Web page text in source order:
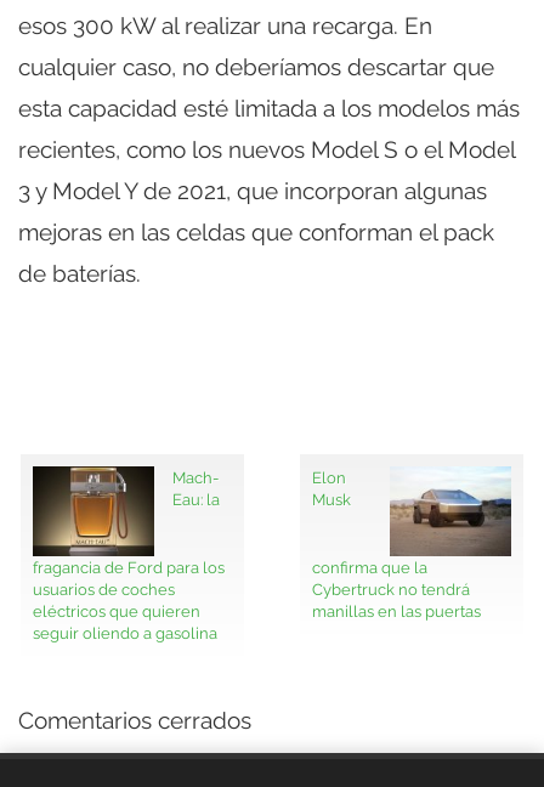
esos 300 kW al realizar una recarga. En
cualquier caso, no deberíamos descartar que
esta capacidad esté limitada a los modelos más
recientes, como los nuevos Model S o el Model
3 y Model Y de 2021, que incorporan algunas
mejoras en las celdas que conforman el pack
de baterías.
Mach-
Eau: la
fragancia de Ford para los
usuarios de coches
eléctricos que quieren
seguir oliendo a gasolina
Elon
Musk
confirma que la
Cybertruck no tendrá
manillas en las puertas
Comentarios cerrados